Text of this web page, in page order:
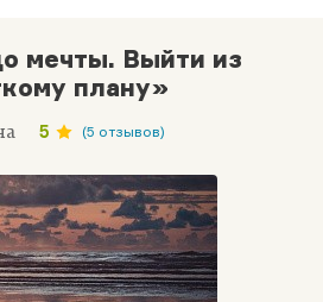
мечты. Выйти из
плану»
5 (5 отзывов)